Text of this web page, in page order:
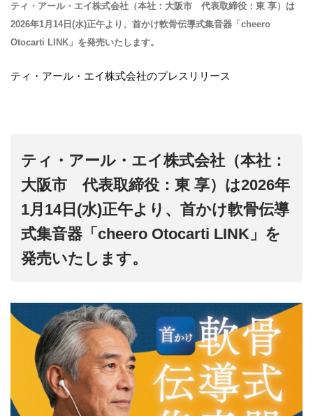
ティ・アール・エイ株式会社（本社：大阪市 代表取締役：東 享）は
2026年1月14日(水)正午より、首かけ軟骨伝導式集音器「cheero
Otocarti LINK」を発売いたします。
ティ・アール・エイ株式会社のプレスリリース
ティ・アール・エイ株式会社（本社：
大阪市 代表取締役：東 享）は2026年
1月14日(水)正午より、首かけ軟骨伝導
式集音器「cheero Otocarti LINK」を
発売いたします。